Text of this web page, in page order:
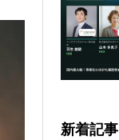
新着記事